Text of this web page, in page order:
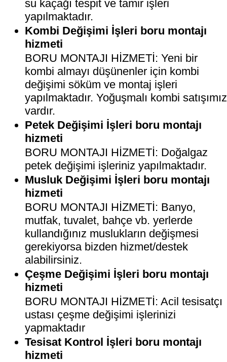
su kaçağı tespit ve tamir işleri
yapılmaktadır.
Kombi Değişimi İşleri boru montajı
hizmeti
BORU MONTAJI HİZMETİ: Yeni bir
kombi almayı düşünenler için kombi
değişimi söküm ve montaj işleri
yapılmaktadır. Yoğuşmalı kombi satışımız
vardır.
Petek Değişimi İşleri boru montajı
hizmeti
BORU MONTAJI HİZMETİ: Doğalgaz
petek değişimi işleriniz yapılmaktadır.
Musluk Değişimi İşleri boru montajı
hizmeti
BORU MONTAJI HİZMETİ: Banyo,
mutfak, tuvalet, bahçe vb. yerlerde
kullandığınız muslukların değişmesi
gerekiyorsa bizden hizmet/destek
alabilirsiniz.
Çeşme Değişimi İşleri boru montajı
hizmeti
BORU MONTAJI HİZMETİ: Acil tesisatçı
ustası çeşme değişimi işlerinizi
yapmaktadır
Tesisat Kontrol İşleri boru montajı
hizmeti